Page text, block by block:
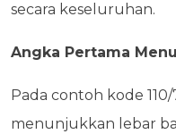
secara keseluruhan.
Angka Pertama
Pada contoh kode
menunjukkan lebar